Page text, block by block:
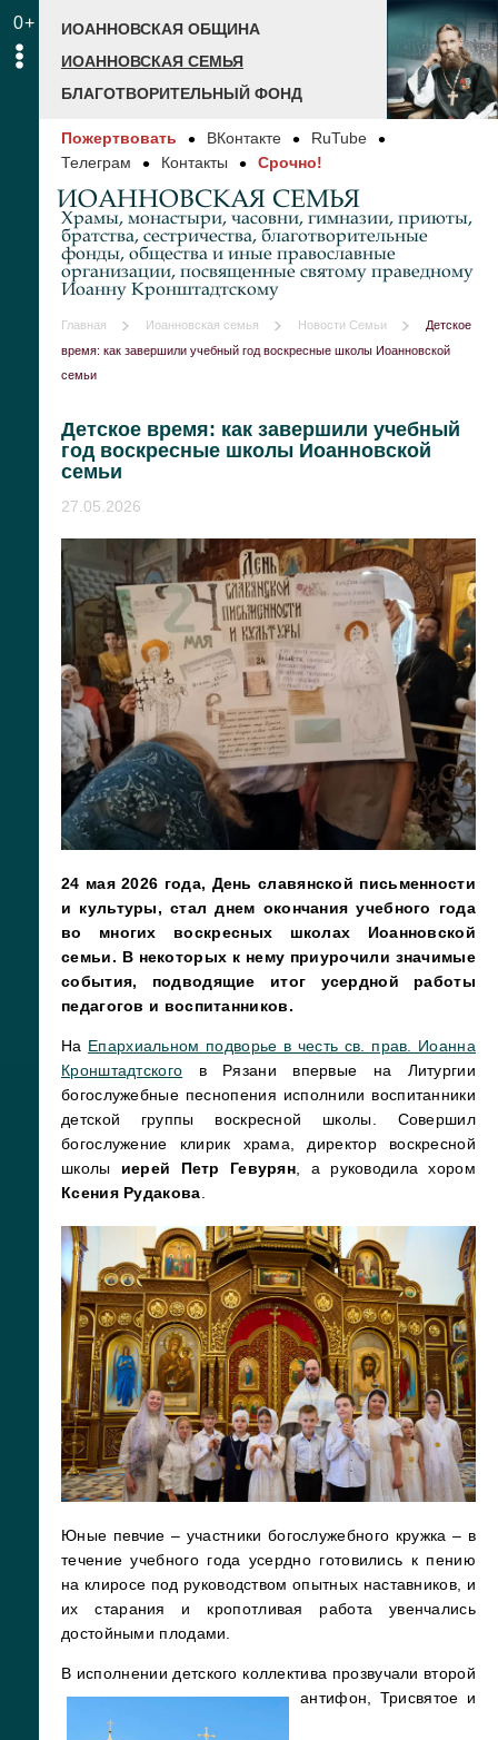
0+
ИОАННОВСКАЯ ОБЩИНА
ИОАННОВСКАЯ СЕМЬЯ
БЛАГОТВОРИТЕЛЬНЫЙ ФОНД
Пожертвовать ВКонтакте
RuTube
Телеграм
Контакты Срочно!
ИОАННОВСКАЯ СЕМЬЯ
Храмы, монастыри, часовни, гимназии, приюты,
братства, сестричества, благотворительные
фонды, общества и иные православные
организации, посвященные святому праведному
Иоанну Кронштадтскому
Главная Иоанновская семья Новости Семьи
Детское
время: как завершили учебный год воскресные школы Иоанновской
семьи
Детское время: как завершили учебный
год воскресные школы Иоанновской
семьи
27.05.2026
24 мая 2026 года, День славянской письменности
и культуры, стал днем окончания учебного года
во многих воскресных школах Иоанновской
семьи. В некоторых к нему приурочили значимые
события, подводящие итог усердной работы
педагогов и воспитанников.
На Епархиальном подворье в честь св. прав. Иоанна
Кронштадтского в Рязани впервые на Литургии
богослужебные песнопения исполнили воспитанники
детской группы воскресной школы. Совершил
богослужение клирик храма, директор воскресной
школы иерей Петр Гевурян , а руководила хором
Ксения Рудакова
Юные певчие – участники богослужебного кружка – в
течение учебного года усердно готовились к пению
на клиросе под руководством опытных наставников, и
их старания и кропотливая работа увенчались
достойными плодами.
В исполнении детского коллектива прозвучали второй
антифон , Трисвятое и